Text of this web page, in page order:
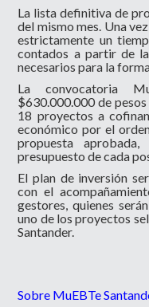
La lista definitiva de
del mismo mes. Una
estrictamente un
contados a partir de
necesarios para la
La convocatoria
$630.000.000 de
18 proyectos a
económico por el
propuesta
presupuesto de cada
El plan de inversión
con el
gestores, quienes
uno de los proyectos
Santander.
Sobre MuEBTe